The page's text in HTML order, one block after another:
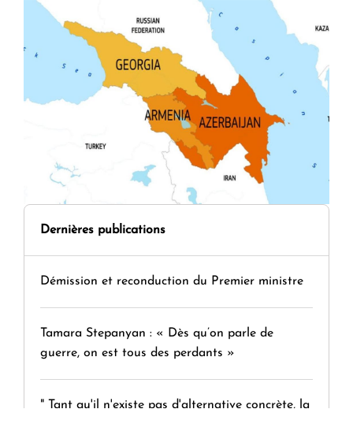
Dernières publications
Démission et reconduction du Premier ministre
Tamara Stepanyan : « Dès qu’on parle de
guerre, on est tous des perdants »
" Tant qu'il n'existe pas d'alternative concrète, la